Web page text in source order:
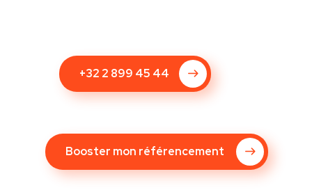
+32 2 899 45 44
Booster mon référencement